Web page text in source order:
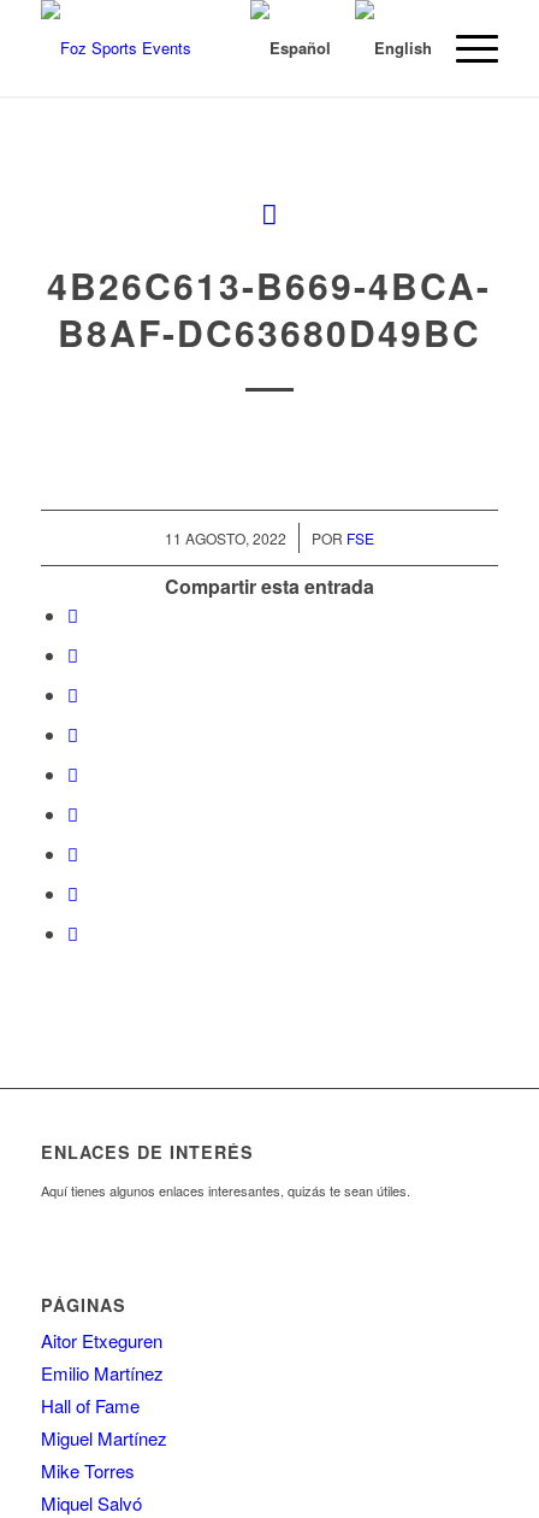
4B26C613-B669-4BCA-
B8AF-DC63680D49BC
11 AGOSTO, 2022
/ POR FSE
Compartir esta entrada
ENLACES DE INTERÉS
Aquí tienes algunos enlaces interesantes, quizás te sean útiles.
PÁGINAS
Aitor Etxeguren
Emilio Martínez
Hall of Fame
Miguel Martínez
Mike Torres
Miquel Salvó